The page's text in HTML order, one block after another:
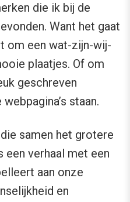
die ik bij de
Want het gaat
om een wat-zijn-wij-
plaatjes. Of om
geschreven
staan.
samen het grotere
een verhaal met een
aan onze
en